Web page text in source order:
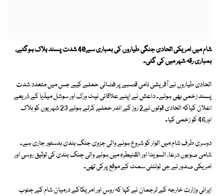
شام میں امریکی اتحادی جنگی طیاروں کی بمباری سے40 شدت پسند ہلاک ہوگئے،
بمباری رقہ شہر میں کی گئی۔
اتحادی طیاروں نے آقریشی نامی قصبے پر فضائی حملے کیے جس میں متعدد شدت
پسند زخمی بھی ہوئے۔ داعش نے اپنے علاقائی نیٹ ورک اور سوشل میڈیا کے ذریعے
اعلان کیاکہ اتحادی قوتوں نے2 روز کے اندر حملے کرتے ہوئے 23 شہریوں کو ہلاک
اور46 کو زخمی کیا۔
دوسری طرف شام میں اتوار کو شروع ہونے والی جزوی جنگ بندی بدستور جاری ہے۔
شامی صوبوں درعا، السویدا اور القنیطرہ میں ہونے والی جنگ بندی کی توثیق روسی اور
امریکی صدور نے جی ٹوئنٹی سمٹ کے موقع پرکی تھی۔
ایرانی وزارت خارجہ کے ترجمان نے کہا کہ روس اور امریکاکے درمیان شام کے جنوب